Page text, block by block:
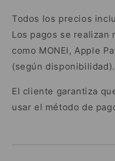
Todos los precios
Los pagos se realizan
como MONEI, Apple
(según disponibilidad).
El cliente garantiza
usar el método de